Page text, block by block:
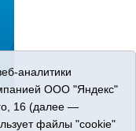
аналитики
ООО "Яндекс"
16 (далее —
файлы "cookie"